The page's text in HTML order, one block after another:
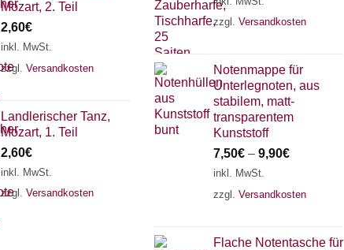
Mozart, 2. Teil
2,60€
inkl. MwSt.
zzgl. Versandkosten
Landlerischer Tanz,
Mozart, 1. Teil
2,60€
inkl. MwSt.
zzgl. Versandkosten
zzgl. Versandkosten
Notenmappe für
Unterlegnoten, aus
stabilem, matt-
transparentem
Kunststoff
7,50€ – 9,90€
inkl. MwSt.
zzgl. Versandkosten
Flache Notentasche für